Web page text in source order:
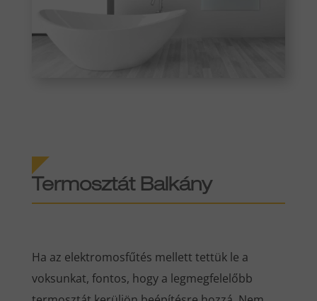
Termosztát Balkány
Ha az elektromosfűtés mellett tettük le a
voksunkat, fontos, hogy a legmegfelelőbb